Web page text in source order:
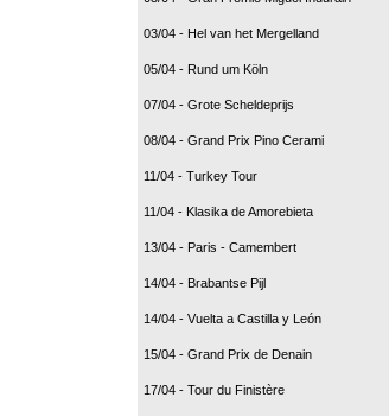
03/04 - Hel van het Mergelland
05/04 - Rund um Köln
07/04 - Grote Scheldeprijs
08/04 - Grand Prix Pino Cerami
11/04 - Turkey Tour
11/04 - Klasika de Amorebieta
13/04 - Paris - Camembert
14/04 - Brabantse Pijl
14/04 - Vuelta a Castilla y León
15/04 - Grand Prix de Denain
17/04 - Tour du Finistère